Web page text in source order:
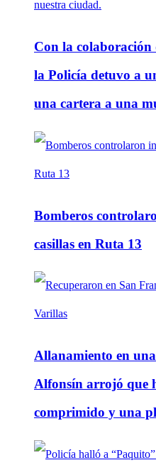
Con la
la Policía detuvo a
una cartera a una
Bomberos
casillas en Ruta 13
Allanamiento en
Alfonsín arrojó que
comprimido y una